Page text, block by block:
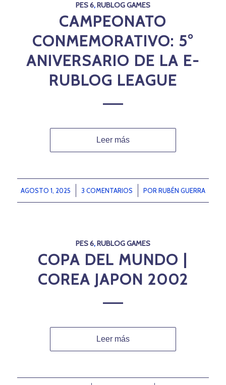
PES 6,RUBLOG GAMES
CAMPEONATO
CONMEMORATIVO: 5°
ANIVERSARIO DE LA E-
RUBLOG LEAGUE
Leer más
AGOSTO 1, 2025
/ 3 COMENTARIOS
/ POR RUBÉN GUERRA
PES 6,RUBLOG GAMES
COPA DEL MUNDO |
COREA JAPON 2002
Leer más